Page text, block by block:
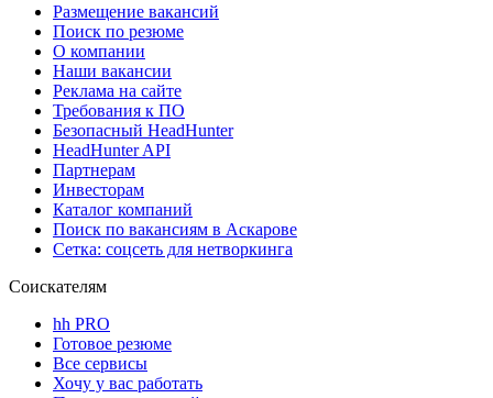
Размещение вакансий
Поиск по резюме
О компании
Наши вакансии
Реклама на сайте
Требования к ПО
Безопасный HeadHunter
HeadHunter API
Партнерам
Инвесторам
Каталог компаний
Поиск по вакансиям в Аскарове
Сетка: соцсеть для нетворкинга
Соискателям
hh PRO
Готовое резюме
Все сервисы
Хочу у вас работать